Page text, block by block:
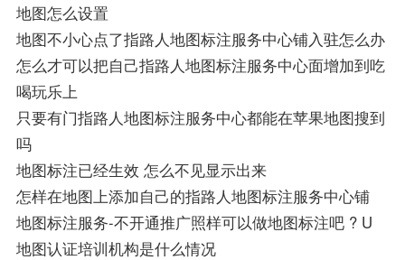
地图怎么设置
地图不小心点了指路人地图标注服务中心铺入驻怎么办
怎么才可以把自己指路人地图标注服务中心面增加到吃
喝玩乐上
只要有门指路人地图标注服务中心都能在苹果地图搜到
吗
地图标注已经生效 怎么不见显示出来
怎样在地图上添加自己的指路人地图标注服务中心铺
地图标注服务-不开通推广照样可以做地图标注吧 ? U
地图认证培训机构是什么情况